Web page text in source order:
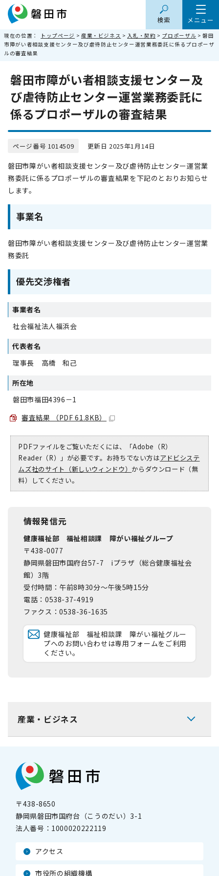
メニュー
検索
現在の位置： トップページ > 産業・ビジネス > 入札・契約 > プロポーザル > 磐田
市障がい者相談支援センター及び虐待防止センター運営業務委託に係るプロポーザ
ルの審査結果
磐田市障がい者相談支援センター及
び虐待防止センター運営業務委託に
係るプロポーザルの審査結果
ページ番号 1014509 更新日 2025年1月14日
磐田市障がい者相談支援センター及び虐待防止センター運営業
務委託に係るプロポーザルの審査結果を下記のとおりお知らせ
します。
事業名
磐田市障がい者相談支援センター及び虐待防止センター運営業
務委託
優先交渉権者
事業者名
社会福祉法人福浜会
代表者名
理事長 高橋 和己
所在地
磐田市福田4396－1
審査結果 （PDF 61.8KB）
PDFファイルをご覧いただくには、「Adobe（R）
Reader（R）」が必要です。お持ちでない方はアドビシステ
ムズ社のサイト（新しいウィンドウ） からダウンロード（無
料）してください。
情報発信元
健康福祉部 福祉相談課 障がい福祉グループ
〒438-0077
静岡県磐田市国府台57-7 iプラザ（総合健康福祉会
館）3階
受付時間：午前8時30分～午後5時15分
電話：0538-37-4919
ファクス：0538-36-1635
健康福祉部 福祉相談課 障がい福祉グルー
プへのお問い合わせは専用フォームをご利用
ください。
産業・ビジネス
〒438-8650
静岡県磐田市国府台（こうのだい）3-1
法人番号： 1000020222119
アクセス
市役所の組織機構